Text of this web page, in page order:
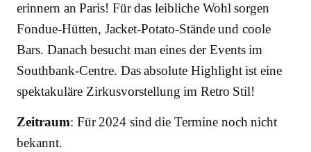
erinnern an Paris! Für das leibliche Wohl sorgen
Fondue-Hütten, Jacket-Potato-Stände und coole
Bars. Danach besucht man eines der Events im
Southbank-Centre. Das absolute Highlight ist eine
spektakuläre Zirkusvorstellung im Retro Stil!
Zeitraum: Für 2024 sind die Termine noch nicht
bekannt.